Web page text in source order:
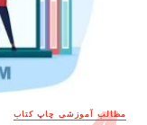
مطالب آموزشی چاپ کتاب